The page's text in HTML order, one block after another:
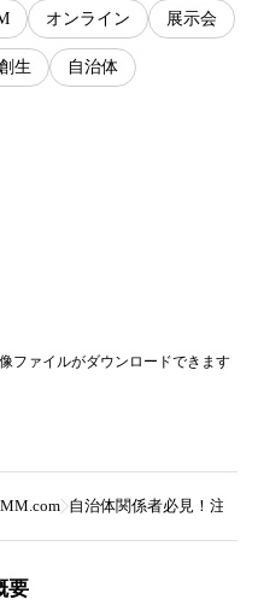
オンライン 展示会
生 自治体
ファイルがダウンロードできます
自治体関係者必見！注目
要